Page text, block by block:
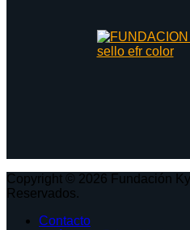
Copyright © 2026 Fundación
Reservados.
Contacto